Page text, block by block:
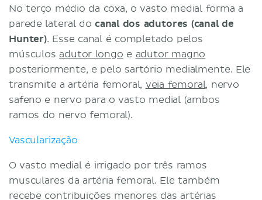
No terço médio da coxa, o vasto medial forma a
parede lateral do canal dos adutores (canal de
Hunter). Esse canal é completado pelos
músculos adutor longo e adutor magno
posteriormente, e pelo sartório medialmente. Ele
transmite a artéria femoral, veia femoral, nervo
safeno e nervo para o vasto medial (ambos
ramos do nervo femoral).
Vascularização
O vasto medial é irrigado por três ramos
musculares da artéria femoral. Ele também
recebe contribuições menores das artérias